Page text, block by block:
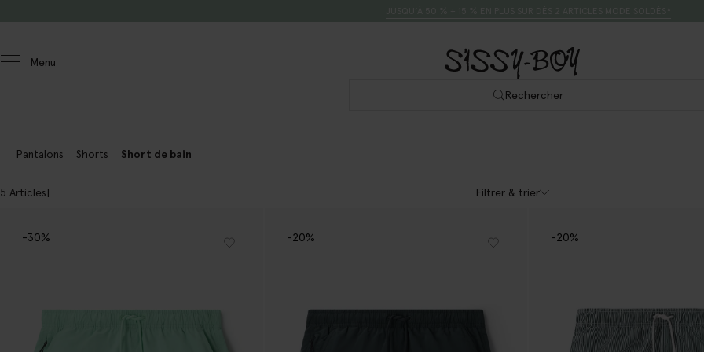
Menu
Rechercher
Pantalons Shorts Short de bain
5 Articles Filtrer & trier
-30% -20% -20%